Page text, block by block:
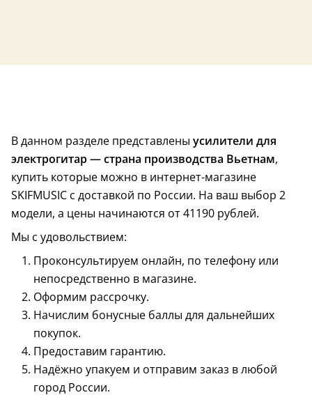
В данном разделе представлены усилители для
электрогитар — страна производства Вьетнам,
купить которые можно в интернет-магазине
SKIFMUSIC с доставкой по России. На ваш выбор 2
модели, а цены начинаются от 41190 рублей.
Мы с удовольствием:
Проконсультируем онлайн, по телефону или
непосредственно в магазине.
Оформим рассрочку.
Начислим бонусные баллы для дальнейших
покупок.
Предоставим гарантию.
Надёжно упакуем и отправим заказ в любой
город России.